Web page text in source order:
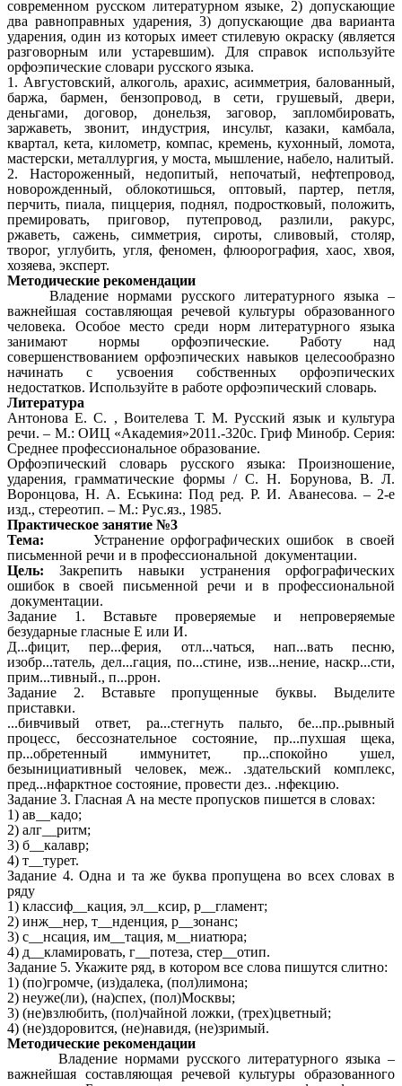
современном русском литературном языке, 2) допускающие
два равноправных ударения, 3) допускающие два варианта
ударения, один из которых имеет стилевую окраску (является
разговорным или устаревшим). Для справок используйте
орфоэпические словари русского языка.
1. Августовский, алкоголь, арахис, асимметрия, балованный,
баржа, бармен, бензопровод, в сети, грушевый, двери,
деньгами, договор, донельзя, заговор, запломбировать,
заржаветь, звонит, индустрия, инсульт, казаки, камбала,
квартал, кета, километр, компас, кремень, кухонный, ломота,
мастерски, металлургия, у моста, мышление, набело, налитый.
2. Настороженный, недопитый, непочатый, нефтепровод,
новорожденный, облокотишься, оптовый, партер, петля,
перчить, пиала, пиццерия, поднял, подростковый, положить,
премировать, приговор, путепровод, разлили, ракурс,
ржаветь, сажень, симметрия, сироты, сливовый, столяр,
творог, углубить, угля, феномен, флюорография, хаос, хвоя,
хозяева, эксперт.
Методические рекомендации
Владение нормами русского литературного языка –
важнейшая составляющая речевой культуры образованного
человека. Особое место среди норм литературного языка
занимают нормы орфоэпические. Работу над
совершенствованием орфоэпических навыков целесообразно
начинать с усвоения собственных орфоэпических
недостатков. Используйте в работе орфоэпический словарь.
Литература
Антонова Е. С. , Воителева Т. М. Русский язык и культура
речи. – М.: ОИЦ «Академия»2011.-320с. Гриф Минобр. Серия:
Среднее профессиональное образование.
Орфоэпический словарь русского языка: Произношение,
ударения, грамматические формы / С. Н. Борунова, В. Л.
Воронцова, Н. А. Еськина: Под ред. Р. И. Аванесова. – 2-е
изд., стереотип. – М.: Рус.яз., 1985.
Практическое занятие №3
Тема:Устранение орфографических ошибок в своей
письменной речи и в профессиональной документации.
Цель:Закрепить навыки устранения орфографических
ошибок в своей письменной речи и в профессиональной
документации.
Задание 1. Вставьте проверяемые и непроверяемые
безударные гласные Е или И.
Д...фицит, пер...ферия, отл...чаться, нап...вать песню,
изобр...татель, дел...гация, по...стине, изв...нение, наскр...сти,
прим...тивный., п...ррон.
Задание 2. Вставьте пропущенные буквы. Выделите
приставки.
...бивчивый ответ, ра...стегнуть пальто, бе...пр..рывный
процесс, бессознательное состояние, пр...пухшая щека,
пр...обретенный иммунитет, пр...спокойно ушел,
безынициативный человек, меж.. .здательский комплекс,
пред...нфарктное состояние, провести дез.. .нфекцию.
Задание 3. Гласная А на месте пропусков пишется в словах:
1) ав__кадо;
2) алг__ритм;
3) б__калавр;
4) т__турет.
Задание 4. Одна и та же буква пропущена во всех словах в
ряду
1) классиф__кация, эл__ксир, р__гламент;
2) инж__нер, т__нденция, р__зонанс;
3) с__нсация, им__тация, м__ниатюра;
4) д__кламировать, г__потеза, стер__отип.
Задание 5. Укажите ряд, в котором все слова пишутся слитно:
1) (по)громче, (из)далека, (пол)лимона;
2) неуже(ли), (на)спех, (пол)Москвы;
3) (не)взлюбить, (пол)чайной ложки, (трех)цветный;
4) (не)здоровится, (не)навидя, (не)зримый.
Методические рекомендации
Владение нормами русского литературного языка –
важнейшая составляющая речевой культуры образованного